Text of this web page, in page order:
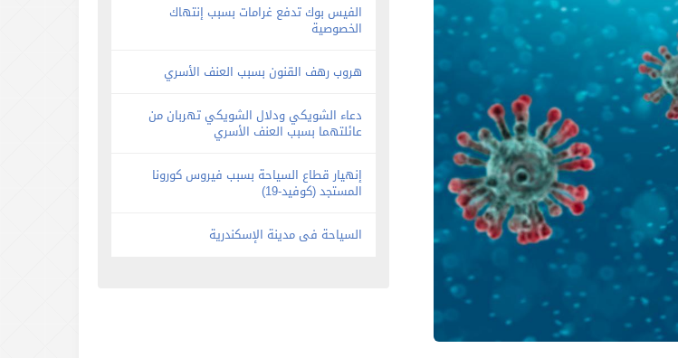
الفيس بوك تدفع غرامات بسبب إنتهاك
الخصوصية
هروب رهف القنون بسبب العنف الأسري
دعاء الشويكي ودلال الشويكي تهربان من
عائلتهما بسبب العنف الأسري
إنهيار قطاع السياحة بسبب فيروس كورونا
المستجد (كوفيد-19)
السياحة فى مدينة الإسكندرية